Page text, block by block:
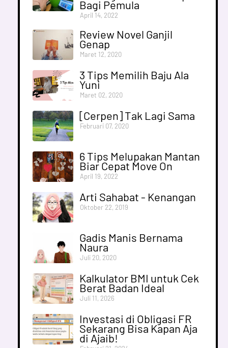
Bagi Pemula
April 14, 2022
Review Novel Ganjil
Genap
Maret 12, 2020
3 Tips Memilih Baju Ala
Yuni
Maret 02, 2020
[Cerpen] Tak Lagi Sama
Februari 07, 2020
6 Tips Melupakan Mantan
Biar Cepat Move On
April 19, 2022
Arti Sahabat - Kenangan
Oktober 22, 2019
Gadis Manis Bernama
Naura
Juli 20, 2020
Kalkulator BMI untuk Cek
Berat Badan Ideal
Juli 11, 2026
Investasi di Obligasi FR
Sekarang Bisa Kapan Aja
di Ajaib!